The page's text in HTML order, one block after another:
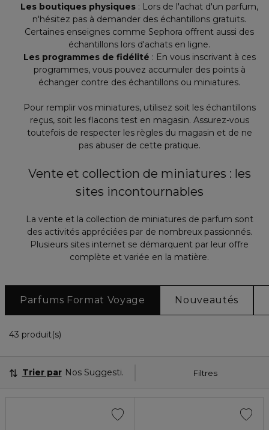
Les boutiques physiques : Lors de l'achat d'un parfum,
n'hésitez pas à demander des échantillons gratuits.
Certaines enseignes comme Sephora offrent aussi des
échantillons lors d'achats en ligne.
Les programmes de fidélité : En vous inscrivant à ces
programmes, vous pouvez accumuler des points à
échanger contre des échantillons ou miniatures.
Pour remplir vos miniatures, utilisez soit les échantillons
reçus, soit les flacons test en magasin. Assurez-vous
toutefois de respecter les règles du magasin et de ne
pas abuser de cette pratique.
Vente et collection de miniatures : les
sites incontournables
La vente et la collection de miniatures de parfum sont
des activités appréciées par de nombreux passionnés.
Plusieurs sites internet se démarquent par leur offre
complète et variée en la matière.
Parfums Format Voyage Nouveautés
43 produit(s)
Filtres
Trier par Nos Suggestions